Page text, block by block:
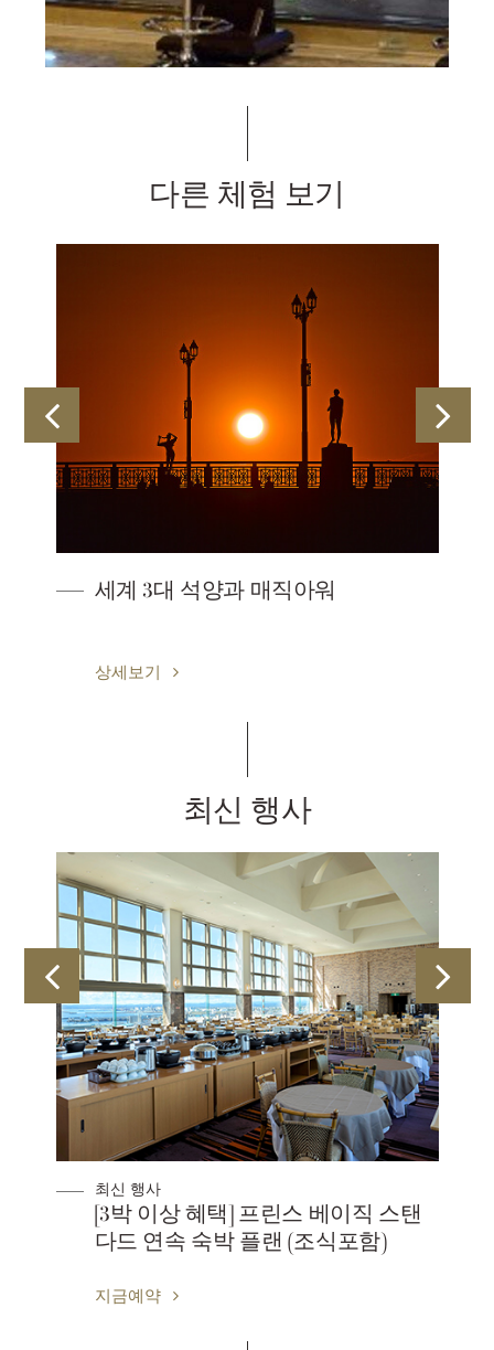
다른 체험 보기
세계 3대 석양과 매직아워
상세보기
최신 행사
최신 행사
[3박 이상 혜택] 프린스 베이직 스탠
다드 연속 숙박 플랜 (조식포함)
지금예약